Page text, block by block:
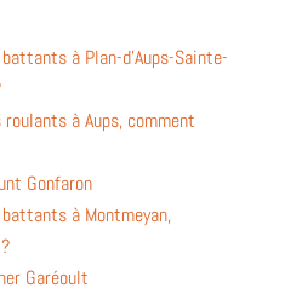
à Plan-d’Aups-Sainte-
à Aups, comment
Gonfaron
à Montmeyan,
Garéoult